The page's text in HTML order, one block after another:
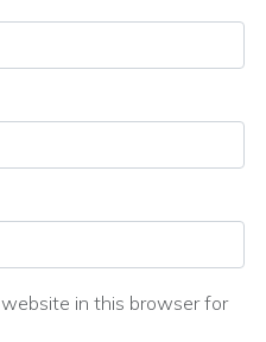
website in this browser for